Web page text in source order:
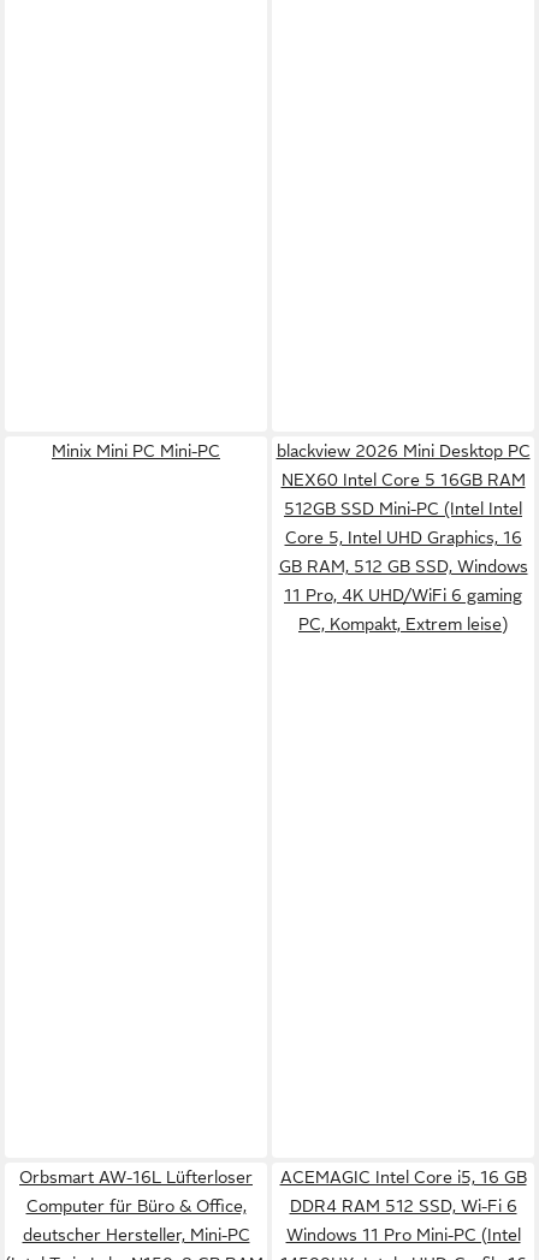
Minix Mini PC Mini-PC
blackview 2026 Mini Desktop PC
NEX60 Intel Core 5 16GB RAM
512GB SSD Mini-PC (Intel Intel
Core 5, Intel UHD Graphics, 16
GB RAM, 512 GB SSD, Windows
11 Pro, 4K UHD/WiFi 6 gaming
PC, Kompakt, Extrem leise)
Orbsmart AW-16L Lüfterloser
Computer für Büro & Office,
deutscher Hersteller, Mini-PC
ACEMAGIC Intel Core i5, 16 GB
DDR4 RAM 512 SSD, Wi-Fi 6
Windows 11 Pro Mini-PC (Intel